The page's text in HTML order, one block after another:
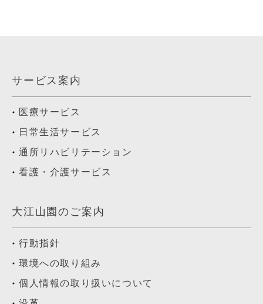
サービス案内
医療サービス
日常生活サービス
通所リハビリテーション
看護・介護サービス
大江山園のご案内
行動指針
環境への取り組み
個人情報の取り扱いについて